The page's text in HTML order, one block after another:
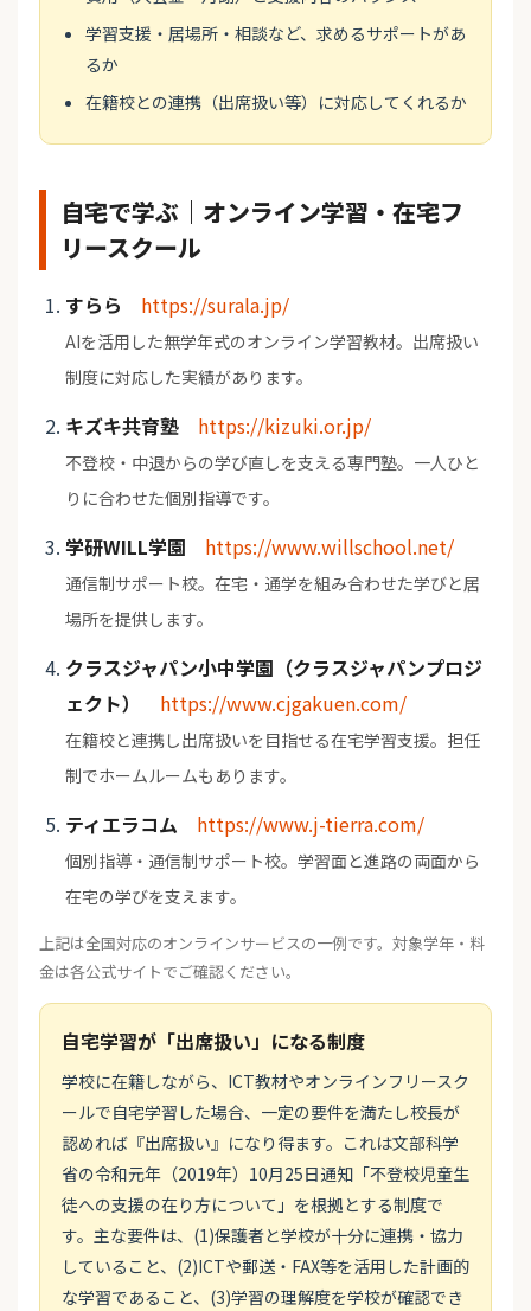
学習支援・居場所・相談など、求めるサポートがあ
るか
在籍校との連携（出席扱い等）に対応してくれるか
自宅で学ぶ｜オンライン学習・在宅フ
リースクール
すらら https://surala.jp/
AIを活用した無学年式のオンライン学習教材。出席扱い
制度に対応した実績があります。
キズキ共育塾 https://kizuki.or.jp/
不登校・中退からの学び直しを支える専門塾。一人ひと
りに合わせた個別指導です。
学研WILL学園 https://www.willschool.net/
通信制サポート校。在宅・通学を組み合わせた学びと居
場所を提供します。
クラスジャパン小中学園（クラスジャパンプロジ
ェクト）
https://www.cjgakuen.com/
在籍校と連携し出席扱いを目指せる在宅学習支援。担任
制でホームルームもあります。
ティエラコム https://www.j-tierra.com/
個別指導・通信制サポート校。学習面と進路の両面から
在宅の学びを支えます。
上記は全国対応のオンラインサービスの一例です。対象学年・料
金は各公式サイトでご確認ください。
自宅学習が「出席扱い」になる制度
学校に在籍しながら、ICT教材やオンラインフリースク
ールで自宅学習した場合、一定の要件を満たし校長が
認めれば『出席扱い』になり得ます。これは文部科学
省の令和元年（2019年）10月25日通知「不登校児童生
徒への支援の在り方について」を根拠とする制度で
す。主な要件は、(1)保護者と学校が十分に連携・協力
していること、(2)ICTや郵送・FAX等を活用した計画的
な学習であること、(3)学習の理解度を学校が確認でき